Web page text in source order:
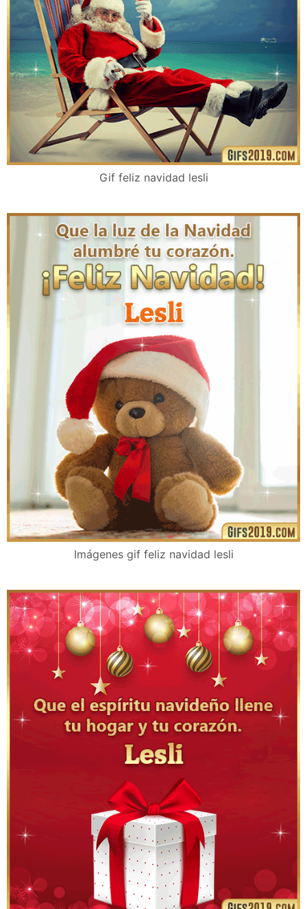
Gif feliz navidad lesli
Imágenes gif feliz navidad lesli